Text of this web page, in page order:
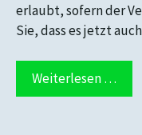
erlaubt, sofern der
Sie, dass es jetzt
Weiterlesen …